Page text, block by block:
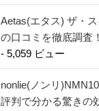
Aetas(エタス) ザ・
の口コミを徹底調査
- 5,059 ビュー
nonlie(ノンリ
評判で分かる驚きの